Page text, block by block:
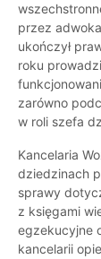
przez
ukończył
roku
zarówno
w roli szefa
Kancelaria
dziedzinach
sprawy
z księgami
egzekucyjne
kancelarii